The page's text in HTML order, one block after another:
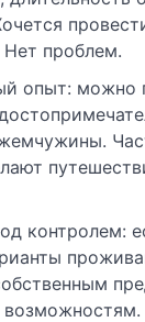
проблем.
опыт: можно
контролем: